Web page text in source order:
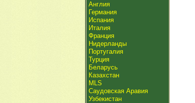
Англия
Германия
Испания
Италия
Франция
Нидерланды
Португалия
Турция
Беларусь
Казахстан
MLS
Саудовская Аравия
Узбекистан